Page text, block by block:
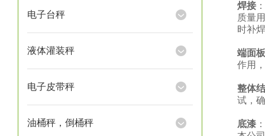
电子台秤
液体灌装秤
电子皮带秤
油桶秤，倒桶秤
焊接
质量
时补
端面
作用
整体
试，
底漆